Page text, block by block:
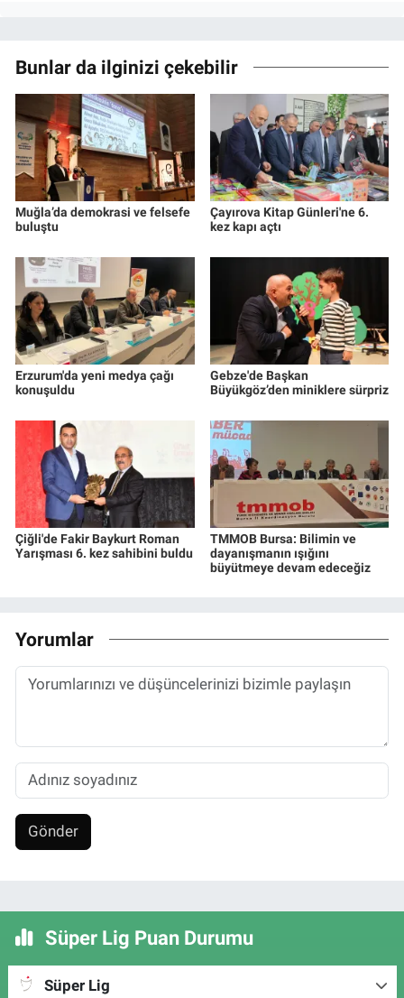
Bunlar da ilginizi çekebilir
Muğla’da demokrasi ve felsefe
buluştu
Çayırova Kitap Günleri'ne 6.
kez kapı açtı
Erzurum'da yeni medya çağı
konuşuldu
Gebze'de Başkan
Büyükgöz’den miniklere sürpriz
Çiğli'de Fakir Baykurt Roman
Yarışması 6. kez sahibini buldu
TMMOB Bursa: Bilimin ve
dayanışmanın ışığını
büyütmeye devam edeceğiz
Yorumlar
Gönder
Süper Lig Puan Durumu
Süper Lig